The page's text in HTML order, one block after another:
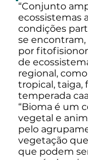
“Conjunto
ecossistemas
condições
se encontram,
por
de
regional,
tropical, taiga,
temperada
“Bioma é um
vegetal e
pelo
vegetação
que podem